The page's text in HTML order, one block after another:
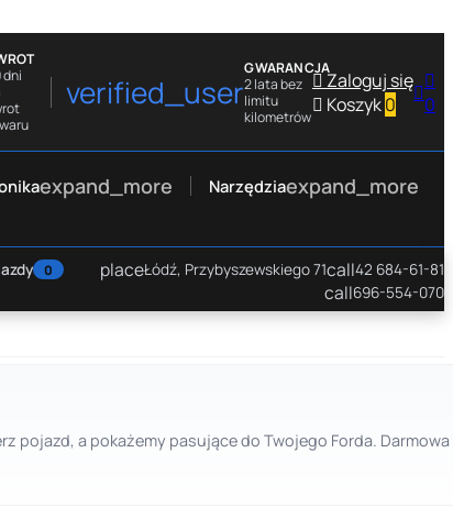
dni
verified_user
GWARANCJA
2 lata bez
limitu
kilometrów
Zaloguj się
 Koszyk0 
0
expand_more Narzędziaexpand_more
0 placeŁódź, Przybyszewskiego 71call42 684-61-81
call696-554-070
pojazd, a pokażemy pasujące do Twojego Forda. Darmowa